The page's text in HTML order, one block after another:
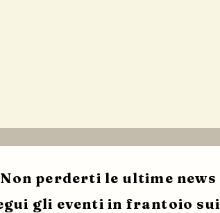
Non perderti le ultime news
gli eventi in frantoio sui